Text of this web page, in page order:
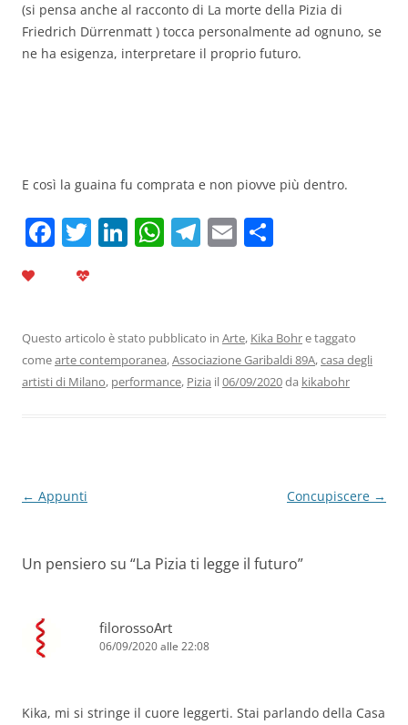
(si pensa anche al racconto di La morte della Pizia di
Friedrich Dürrenmatt ) tocca personalmente ad ognuno, se
ne ha esigenza, interpretare il proprio futuro.
E così la guaina fu comprata e non piovve più dentro.
F
b
o
T Li
dI
n
W
A
p
T
a
m
E
vi
di
Questo articolo è stato pubblicato in Arte, Kika Bohre taggato
comearte contemporanea,Associazione Garibaldi 89A,casa degli
artisti di Milano, performance, Pizia il06/09/2020da kikabohr
Navigazione
← Appunti Concupiscere →
Un pensiero su “La Pizia ti legge il futuro”
filorossoArt
06/09/2020 alle 22:08
Kika, mi si stringe il cuore leggerti. Stai parlando della Casa